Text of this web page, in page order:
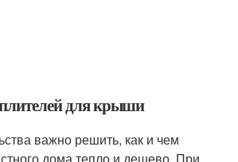
для крыши
важно решить, как и чем